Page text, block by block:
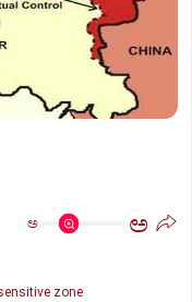
ಅ ಅ
zone